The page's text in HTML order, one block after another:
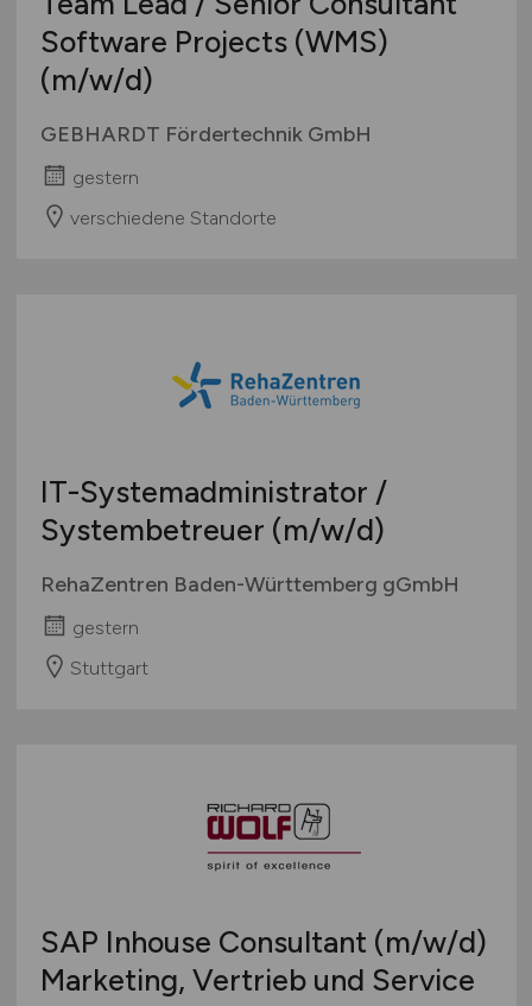
Software Projects (WMS)
(m/w/d)
GEBHARDT Fördertechnik GmbH
gestern
verschiedene Standorte
IT-Systemadministrator /
Systembetreuer (m/w/d)
RehaZentren Baden-Württemberg gGmbH
gestern
Stuttgart
SAP Inhouse Consultant (m/w/d)
Marketing, Vertrieb und Service